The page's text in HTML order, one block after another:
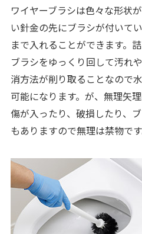
ワイヤーブラシは色々な形状
い針金の先にブラシが付いて
まで入れることができます。
ブラシをゆっくり回して汚れ
消方法が削り取ることなので
可能になります。が、無理矢
傷が入ったり、破損したり、
もありますので無理は禁物です